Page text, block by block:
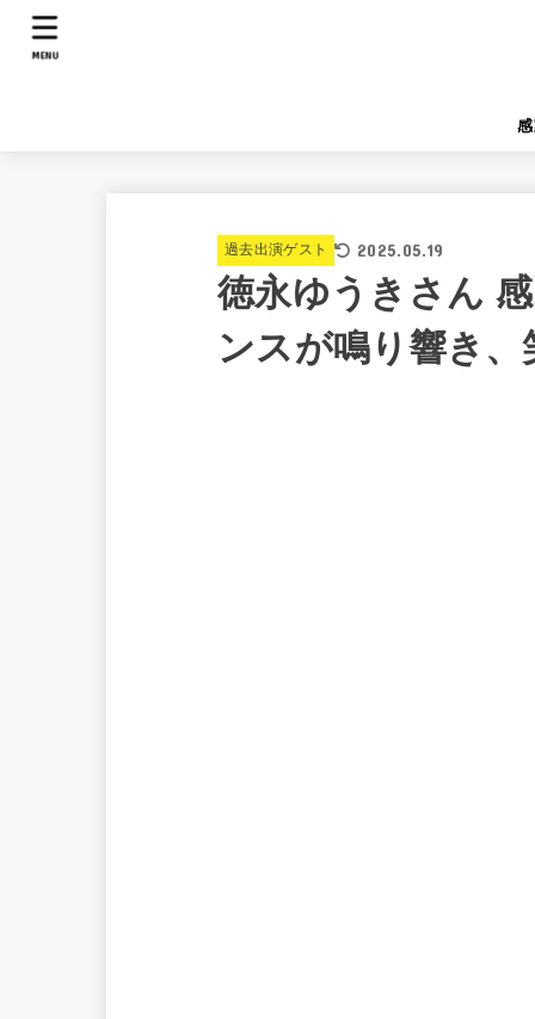
MENU
過去出演ゲスト 2025.05.19
徳永ゆうきさん
ンスが鳴り響き